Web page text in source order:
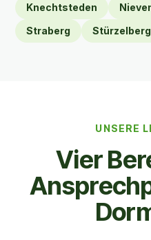
Knechtsteden
Straberg
Stürzelberg
UNSERE
Vier